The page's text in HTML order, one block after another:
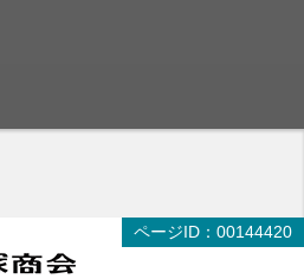
ページID：00144420